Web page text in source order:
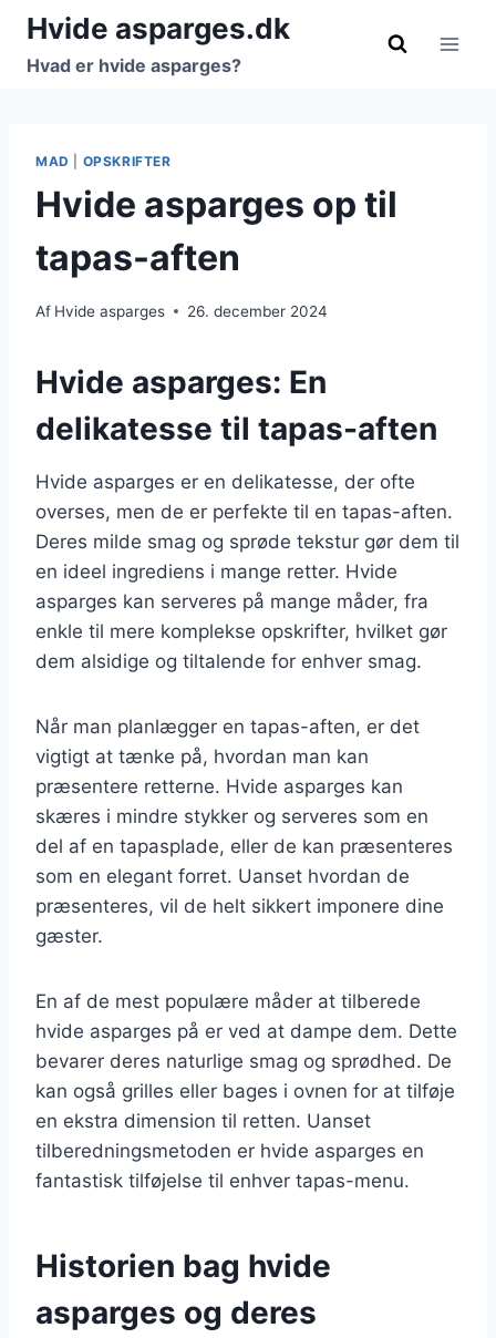
Fortsæt
indhold
Hvide asparges.dk
Hvad er hvide asparges?
MAD OPSKRIFTER
Hvide asparges op til
tapas-aften
Af Hvide asparges 26. december 2024
Hvide asparges: En
delikatesse til tapas-aften
Hvide asparges er en delikatesse, der ofte
overses, men de er perfekte til en tapas-aften.
Deres milde smag og sprøde tekstur gør dem til
en ideel ingrediens i mange retter. Hvide
asparges kan serveres på mange måder, fra
enkle til mere komplekse opskrifter, hvilket gør
dem alsidige og tiltalende for enhver smag.
Når man planlægger en tapas-aften, er det
vigtigt at tænke på, hvordan man kan
præsentere retterne. Hvide asparges kan
skæres i mindre stykker og serveres som en
del af en tapasplade, eller de kan præsenteres
som en elegant forret. Uanset hvordan de
præsenteres, vil de helt sikkert imponere dine
gæster.
En af de mest populære måder at tilberede
hvide asparges på er ved at dampe dem. Dette
bevarer deres naturlige smag og sprødhed. De
kan også grilles eller bages i ovnen for at tilføje
en ekstra dimension til retten. Uanset
tilberedningsmetoden er hvide asparges en
fantastisk tilføjelse til enhver tapas-menu.
Historien bag hvide
asparges og deres